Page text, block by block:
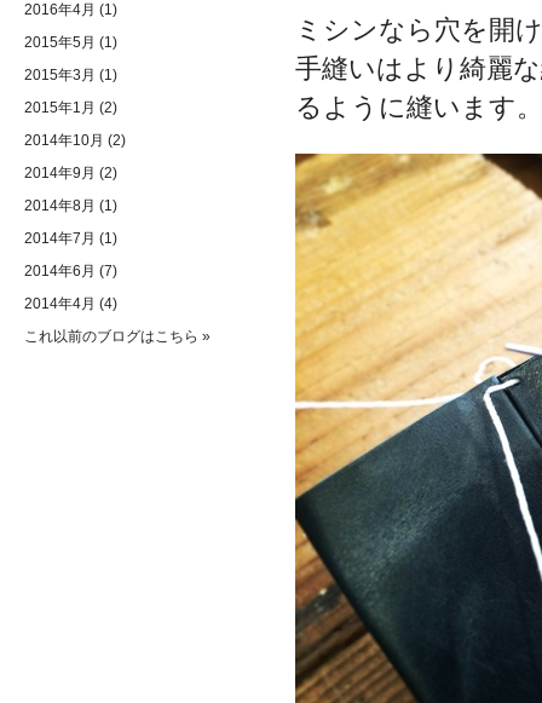
2016年4月 (1)
2015年5月 (1)
2015年3月 (1)
2015年1月 (2)
2014年10月 (2)
2014年9月 (2)
2014年8月 (1)
2014年7月 (1)
2014年6月 (7)
2014年4月 (4)
これ以前のブログはこちら »
ミシンなら穴を開
手縫いはより綺麗
るように縫います。